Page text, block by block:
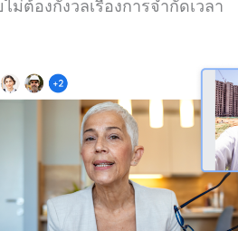
ม่ต้องกังวลเรื่องการจำกัดเวลา